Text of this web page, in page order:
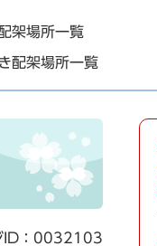
架場所一覧
配架場所一覧
ID：0032103